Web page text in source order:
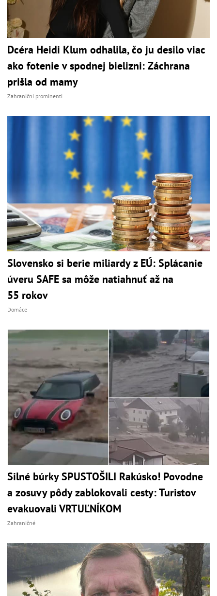
Dcéra Heidi Klum odhalila, čo ju desilo viac
ako fotenie v spodnej bielizni: Záchrana
prišla od mamy
Zahraniční prominenti
Slovensko si berie miliardy z EÚ: Splácanie
úveru SAFE sa môže natiahnuť až na
55 rokov
Domáce
Silné búrky SPUSTOŠILI Rakúsko! Povodne
a zosuvy pôdy zablokovali cesty: Turistov
evakuovali VRTUĽNÍKOM
Zahraničné